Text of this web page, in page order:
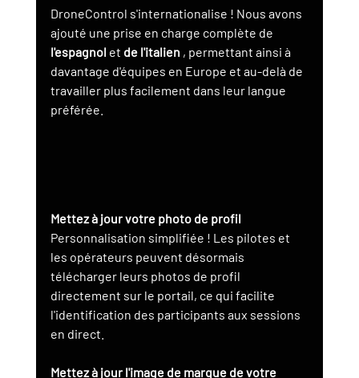
DroneControl s'internationalise ! Nous avons
ajouté une prise en charge complète de
l'espagnol et de l'italien , permettant ainsi à
davantage d'équipes en Europe et au-delà de
travailler plus facilement dans leur langue
préférée.
Mettez à jour votre photo de profil
Personnalisation simplifiée ! Les pilotes et
les opérateurs peuvent désormais
télécharger leurs photos de profil
directement sur le portail, ce qui facilite
l'identification des participants aux sessions
en direct.
Mettez à jour l'image de marque de votre